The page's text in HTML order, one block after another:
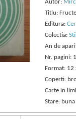
Autor:
Titlu:
Editura:
Colectia:
An de
Nr. pagini:
Format: 12
Coperti:
Carte in
Stare: buna